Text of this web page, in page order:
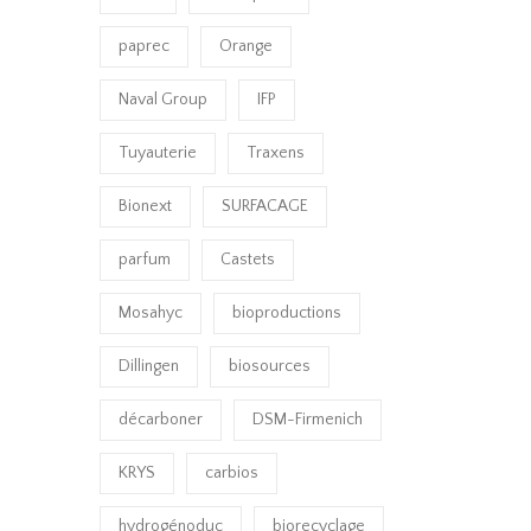
paprec Orange
Naval Group IFP
Tuyauterie Traxens
Bionext SURFACAGE
parfum Castets
Mosahyc bioproductions
Dillingen biosources
décarboner DSM-Firmenich
KRYS carbios
hydrogénoduc biorecyclage